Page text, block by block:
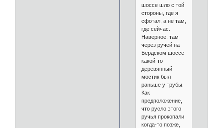
шоссе шло с той
стороны, где я
сфотал, а не там,
где сейчас.
Наверное, там
через ручей на
Бердском шоссе
какой-то
деревянный
мостик был
раньше у трубы.
Как
предположение,
что русло этого
ручья прокопали
когда-то позже,